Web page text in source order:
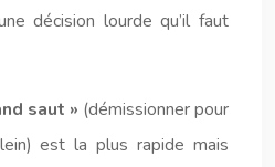
décision lourde qu’il faut
saut » (démissionner pour
est la plus rapide mais